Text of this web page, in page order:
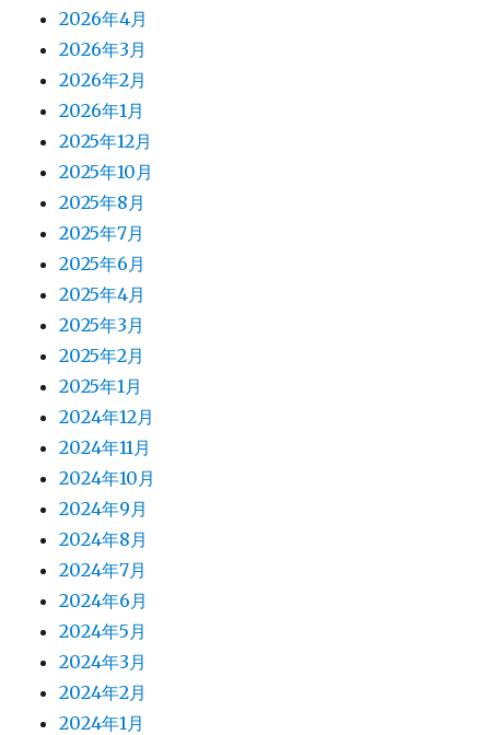
2026年4月
2026年3月
2026年2月
2026年1月
2025年12月
2025年10月
2025年8月
2025年7月
2025年6月
2025年4月
2025年3月
2025年2月
2025年1月
2024年12月
2024年11月
2024年10月
2024年9月
2024年8月
2024年7月
2024年6月
2024年5月
2024年3月
2024年2月
2024年1月